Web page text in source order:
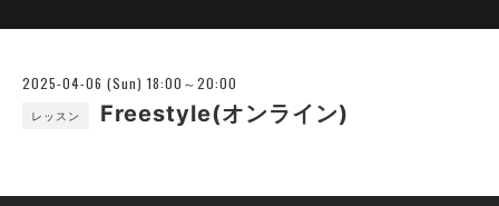
2025-04-06 (Sun) 18:00～20:00
レッスン Freestyle(オンライン)